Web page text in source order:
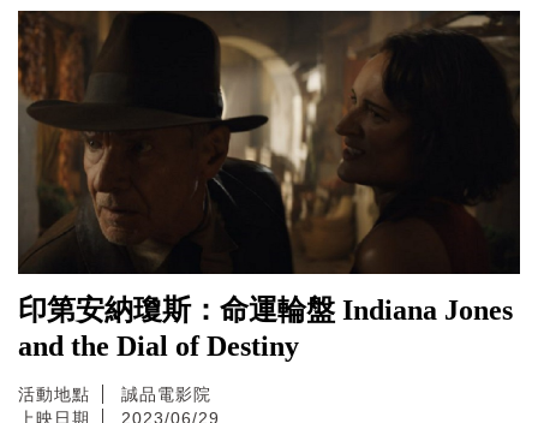
印第安納瓊斯：命運輪盤 Indiana Jones
and the Dial of Destiny
活動地點
誠品電影院
上映日期
2023/06/29